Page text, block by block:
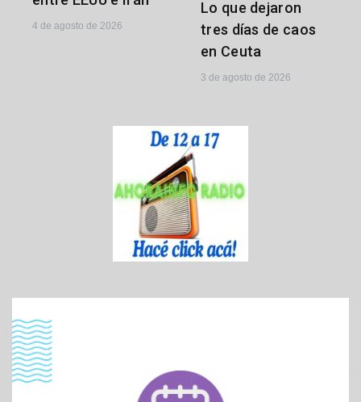
4 de agosto de 2026
Lo que dejaron
tres días de caos
en Ceuta
3 de agosto de 2026